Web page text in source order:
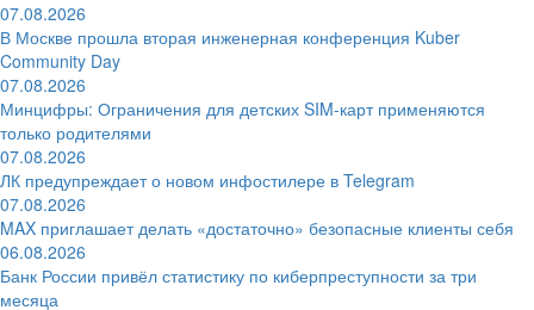
07.08.2026
В Москве прошла вторая инженерная конференция Kuber
Community Day
07.08.2026
Минцифры: Ограничения для детских SIM-карт применяются
только родителями
07.08.2026
ЛК предупреждает о новом инфостилере в Telegram
07.08.2026
MAX приглашает делать «достаточно» безопасные клиенты себя
06.08.2026
Банк России привёл статистику по киберпреступности за три
месяца